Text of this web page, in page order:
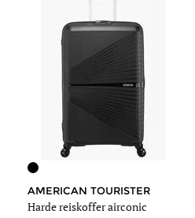
AMERICAN TOURISTER
Harde reiskoffer airconic